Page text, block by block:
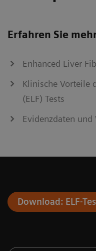
Erfahren Sie
Enhanced Liver
Klinische Vorteile
(ELF) Tests
Evidenzdaten
Download: ELF-